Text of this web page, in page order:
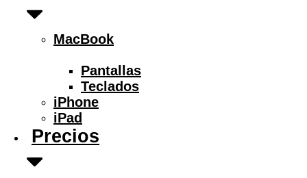
MacBook
Pantallas
Teclados
iPhone
iPad
Precios